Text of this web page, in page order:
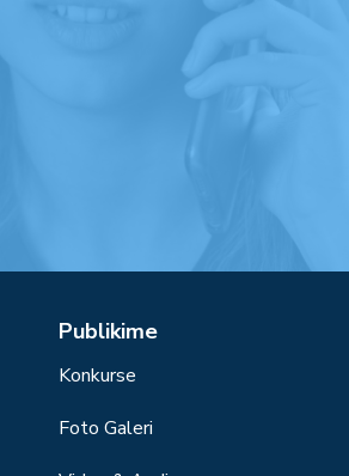
Publikime
Konkurse
Foto Galeri